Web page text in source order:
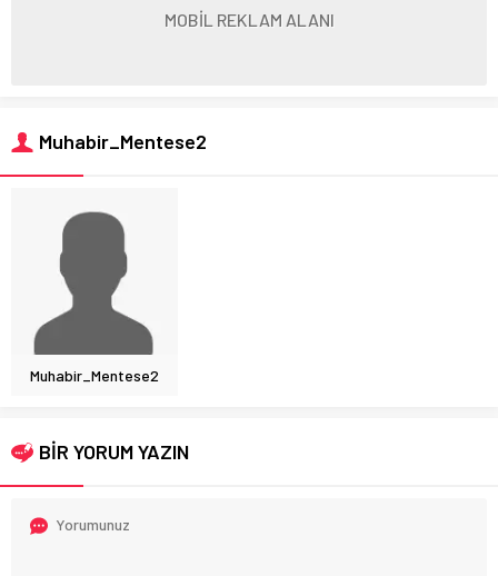
MOBİL REKLAM ALANI
Muhabir_Mentese2
Muhabir_Mentese2
BİR YORUM YAZIN